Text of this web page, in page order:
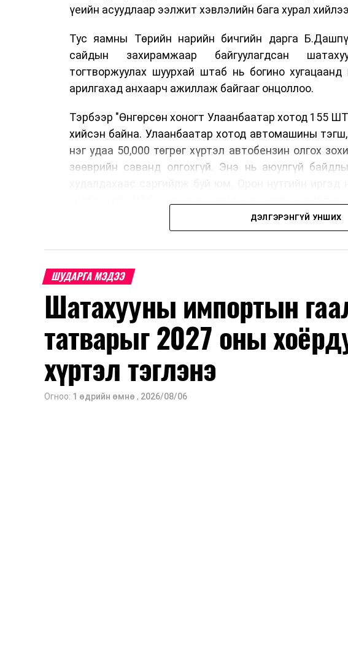
үеийн асуудлаар ээлжит хэвлэлийн бага хурал
Тус яамны Төрийн нарийн бичгийн дарга
сайдын захирамжаар байгуулагдсан
тогтворжуулах шуурхай штаб нь богино хугацаанд
арилгахад анхаарч ажиллаж байгааг онцоллоо.
Тэрбээр "Өнгөрсөн хоногт Улаанбаатар хотод 155
хийсэн байна. Улаанбаатар хотод автомашины
нэг удаа 50,000 төгрөг хүртэл автобензин олгох
зөөврийн саванд олгохгүй. Энэ нь аюулгүй
автомашины тэгш, сондгой дугаараар
автобензин олгох зохицуулалт энэ сарын 15-ны
үед нөөцийг хэвийн болгох, хэвийн горимоор
Шатахууны нөөцийг нэмэгдүүлэх, нийлүүлэлтийг
үүсвэрийг нэмэгдүүлэх чиглэлд анхаарч байна.
түлш орж ирсэн бөгөөд шилжүүлэн ачих
үйлдвэр, эрдэс баялгийн яамнаас мэдээллээ.
ДЭЛГЭРЭНГҮЙ УНШИХ
ШУДАРГА МЭДЭЭ
Шатахууны импортын
татварыг 2027 оны
хүртэл тэглэнэ
Огноо: 1 өдрийн өмнө , 2026/08/06